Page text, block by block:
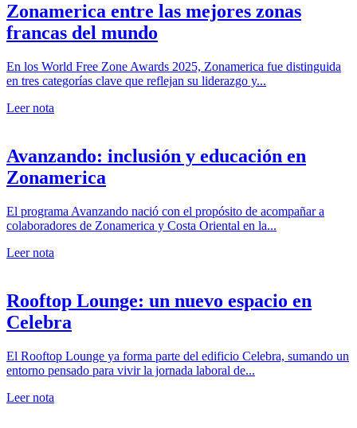
Zonamerica entre las mejores zonas
francas del mundo
En los World Free Zone Awards 2025, Zonamerica fue distinguida
en tres categorías clave que reflejan su liderazgo y...
Leer nota
Avanzando: inclusión y educación en
Zonamerica
El programa Avanzando nació con el propósito de acompañar a
colaboradores de Zonamerica y Costa Oriental en la...
Leer nota
Rooftop Lounge: un nuevo espacio en
Celebra
El Rooftop Lounge ya forma parte del edificio Celebra, sumando un
entorno pensado para vivir la jornada laboral de...
Leer nota